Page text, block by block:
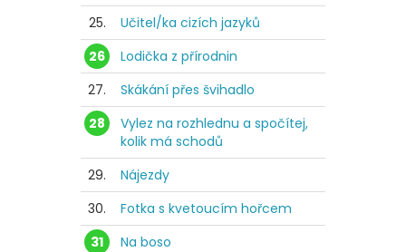
25.
Učitel/ka cizích jazyků
26
Lodička z přírodnin
27.
Skákání přes švihadlo
28
Vylez na rozhlednu a spočítej,
kolik má schodů
29.
Nájezdy
30.
Fotka s kvetoucím hořcem
31
Na boso